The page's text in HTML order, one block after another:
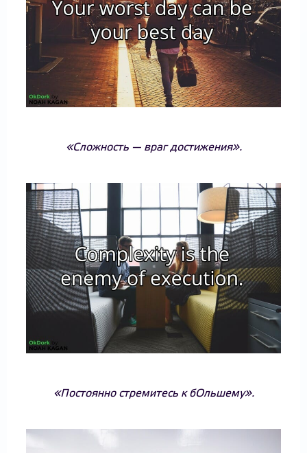
«Сложность — враг достижения».
«Постоянно стремитесь к бОльшему».